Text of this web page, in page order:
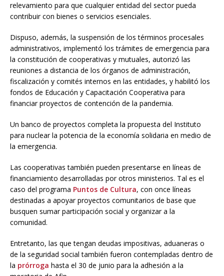
relevamiento para que cualquier entidad del sector pueda
contribuir con bienes o servicios esenciales.
Dispuso, además, la suspensión de los términos procesales
administrativos, implementó los trámites de emergencia para
la constitución de cooperativas y mutuales, autorizó las
reuniones a distancia de los órganos de administración,
fiscalización y comités internos en las entidades, y habilitó los
fondos de Educación y Capacitación Cooperativa para
financiar proyectos de contención de la pandemia.
Un banco de proyectos completa la propuesta del Instituto
para nuclear la potencia de la economía solidaria en medio de
la emergencia.
Las cooperativas también pueden presentarse en líneas de
financiamiento desarrolladas por otros ministerios. Tal es el
caso del programa Puntos de Cultura, con once líneas
destinadas a apoyar proyectos comunitarios de base que
busquen sumar participación social y organizar a la
comunidad.
Entretanto, las que tengan deudas impositivas, aduaneras o
de la seguridad social también fueron contempladas dentro de
la prórroga hasta el 30 de junio para la adhesión a la